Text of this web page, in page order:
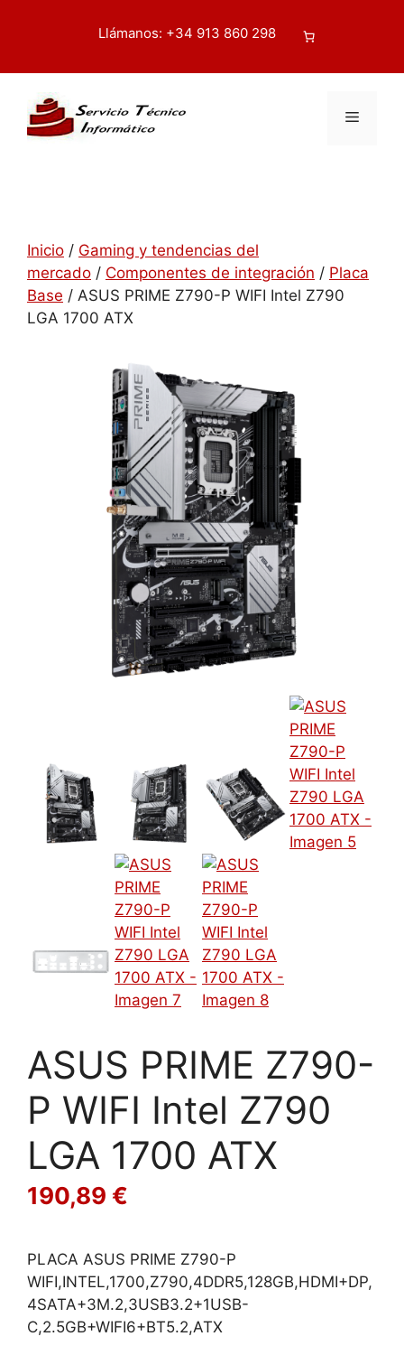
Buscar
Llámanos: +34 913 860 298
Menú
Inicio / Gaming y tendencias del
mercado / Componentes de integración / Placa
Base / ASUS PRIME Z790-P WIFI Intel Z790
LGA 1700 ATX
ASUS PRIME Z790-
P WIFI Intel Z790
LGA 1700 ATX
190,89 €
PLACA ASUS PRIME Z790-P
WIFI,INTEL,1700,Z790,4DDR5,128GB,HDMI+DP,
4SATA+3M.2,3USB3.2+1USB-
C,2.5GB+WIFI6+BT5.2,ATX